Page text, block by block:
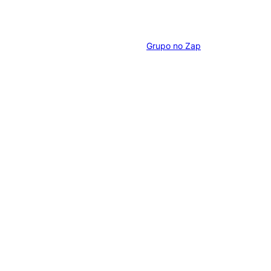
Grupo no Zap